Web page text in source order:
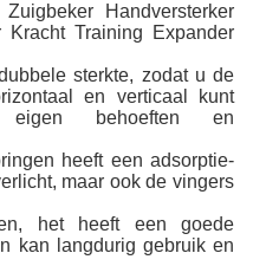
Handversterker
Training Expander
sterkte, zodat u de
en verticaal kunt
behoeften en
heeft een adsorptie-
maar ook de vingers
het heeft een goede
kan langdurig gebruik en